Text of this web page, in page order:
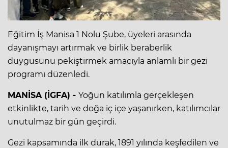
Eğitim İş Manisa 1 Nolu Şube, üyeleri arasında
dayanışmayı artırmak ve birlik beraberlik
duygusunu pekiştirmek amacıyla anlamlı bir gezi
programı düzenledi.
MANİSA (İGFA) - Yoğun katılımla gerçekleşen
etkinlikte, tarih ve doğa iç içe yaşanırken, katılımcılar
unutulmaz bir gün geçirdi.
Gezi kapsamında ilk durak, 1891 yılında keşfedilen ve